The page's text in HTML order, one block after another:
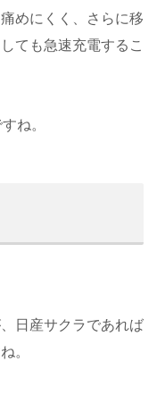
めにくく、さらに移
ても急速充電するこ
ね。
日産サクラであれば
。